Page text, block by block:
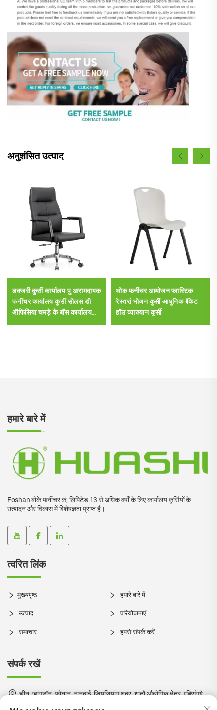
अनुशंसित उत्पाद
लक्जरी कुर्सी कार्यालय पु आरामदायक
फर्नीचर कार्यालय कुर्सी सोलस डी
ऑफिसिया चमड़े के बॉस कार्यालय
थोक फर्नीचर आयोजन प्लास्टिक
रेस्तरां भोजन कुर्सी आधुनिक बैंकेट
हॉल व्याख्यान कुर्सी
हमारे बारे में
Foshan बोके फर्नीचर कं, लिमिटेड 13 से अधिक वर्षों के लिए कार्यालय कुर्सियों के
उत्पादन और विकास में विशेषज्ञता प्राप्त है।
त्वरित लिंक
मुख्यपृष्ठ हमारे बारे में
उत्पाद परियोजनाएं
समाचार हमसे संपर्क करें
संपर्क रखें
चीन, ग्वांगडॉन, फोशान, नानहाई, जियूजियांग शहर, शातौ औद्योगिक क्षेत्र, एक्सिंगये